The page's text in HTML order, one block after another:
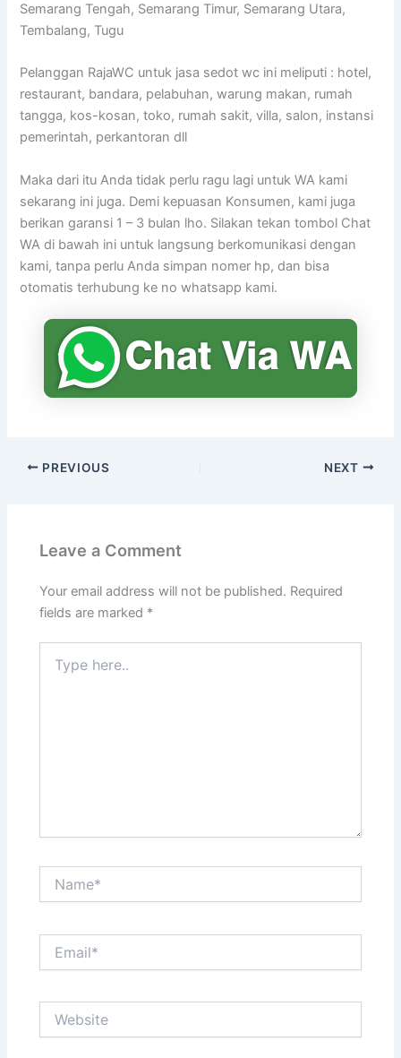
Semarang Tengah, Semarang Timur, Semarang Utara,
Tembalang, Tugu
Pelanggan RajaWC untuk jasa sedot wc ini meliputi : hotel,
restaurant, bandara, pelabuhan, warung makan, rumah
tangga, kos-kosan, toko, rumah sakit, villa, salon, instansi
pemerintah, perkantoran dll
Maka dari itu Anda tidak perlu ragu lagi untuk WA kami
sekarang ini juga. Demi kepuasan Konsumen, kami juga
berikan garansi 1 – 3 bulan lho. Silakan tekan tombol Chat
WA di bawah ini untuk langsung berkomunikasi dengan
kami, tanpa perlu Anda simpan nomer hp, dan bisa
otomatis terhubung ke no whatsapp kami.
PREVIOUS NEXT
Leave a Comment
Your email address will not be published. Required
fields are marked *
here..